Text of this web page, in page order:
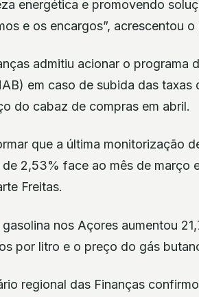
energética e promovendo
e os encargos”, acrescentou o
admitiu acionar o programa
em caso de subida das taxas
do cabaz de compras em abril.
que a última monitorização
2,53% face ao mês de março
Freitas.
nos Açores aumentou
por litro e o preço do gás
regional das Finanças